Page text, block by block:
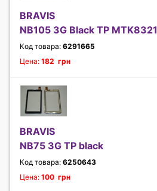
BRAVIS
NB105 3G Black TP MTK8321
Код товара: 6291665
Цена: 182 грн
BRAVIS
NB75 3G TP black
Код товара: 6250643
Цена: 100 грн